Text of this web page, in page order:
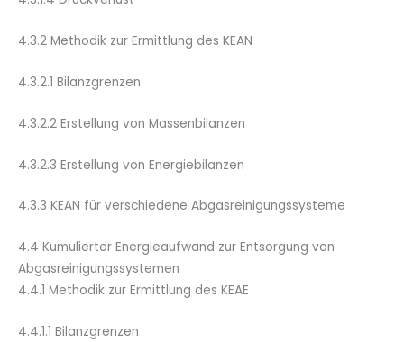
4.3.2 Methodik zur Ermittlung des KEAN
4.3.2.1 Bilanzgrenzen
4.3.2.2 Erstellung von Massenbilanzen
4.3.2.3 Erstellung von Energiebilanzen
4.3.3 KEAN für verschiedene Abgasreinigungssysteme
4.4 Kumulierter Energieaufwand zur Entsorgung von
Abgasreinigungssystemen
4.4.1 Methodik zur Ermittlung des KEAE
4.4.1.1 Bilanzgrenzen